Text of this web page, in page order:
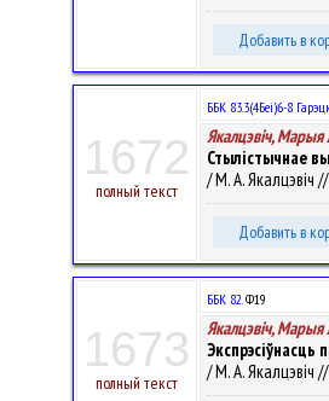
Добавить в
1672
полный текст
ББК 83.3(4Беі)6-8
Якалцэвіч,
Стылістычнае
/ М. А. Якалцэвіч
Добавить в
1673
полный текст
ББК 82.Ф19
Якалцэвіч,
Экспрэсіўнасць
/ М. А. Якалцэвіч